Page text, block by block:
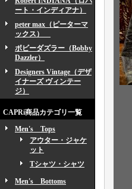
ート・インディアナ）
peter max（ピーターマ
ックス）
ボビーダズラー（Bobby
Dazzler）
Designers Vintage（デザ
イナーズ ヴィンテー
ジ）
CAPRi商品カテゴリ一覧
Men's Tops
アウター・ジャケ
ット
Tシャツ・シャツ
Men's Bottoms